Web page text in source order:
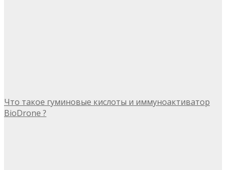
Что такое гуминовые кислоты и иммуноактиватор
BioDrone ?